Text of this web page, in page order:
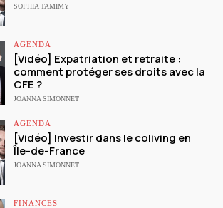
SOPHIA TAMIMY
AGENDA
[Vidéo] Expatriation et retraite :
comment protéger ses droits avec la
CFE ?
JOANNA SIMONNET
AGENDA
[Vidéo] Investir dans le coliving en
Île-de-France
JOANNA SIMONNET
FINANCES